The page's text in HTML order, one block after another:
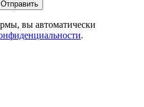
Отправить
вы автоматически
.